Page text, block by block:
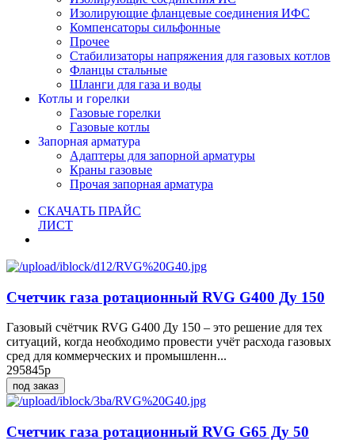
Изолирующие фланцевые соединения ИФС
Компенсаторы сильфонные
Прочее
Стабилизаторы напряжения для газовых котлов
Фланцы стальные
Шланги для газа и воды
Котлы и горелки
Газовые горелки
Газовые котлы
Запорная арматура
Адаптеры для запорной арматуры
Краны газовые
Прочая запорная арматура
СКАЧАТЬ ПРАЙС
ЛИСТ
Счетчик газа ротационный RVG G400 Ду 150
Газовый счётчик RVG G400 Ду 150 – это решение для тех
ситуаций, когда необходимо провести учёт расхода газовых
сред для коммерческих и промышленн...
295845р
под заказ
Счетчик газа ротационный RVG G65 Ду 50